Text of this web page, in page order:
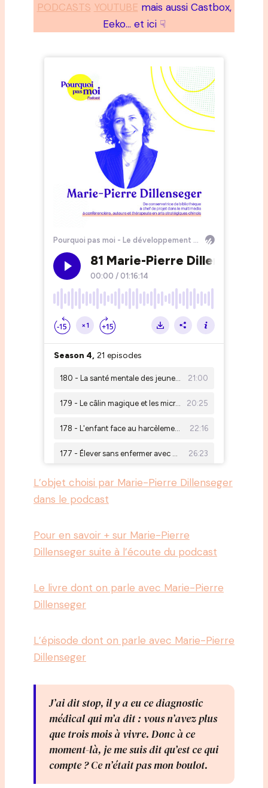
PODCASTS YOUTUBE mais aussi Castbox,
Eeko… et ici ☟
L’objet choisi par Marie-Pierre Dillenseger
dans le podcast
Pour en savoir + sur Marie-Pierre
Dillenseger suite à l’écoute du podcast
Le livre dont on parle avec Marie-Pierre
Dillenseger
L’épisode dont on parle avec Marie-Pierre
Dillenseger
J’ai dit stop, il y a eu ce diagnostic
médical qui m’a dit : vous n’avez plus
que trois mois à vivre. Donc à ce
moment-là, je me suis dit qu’est ce qui
compte ? Ce n’était pas mon boulot.